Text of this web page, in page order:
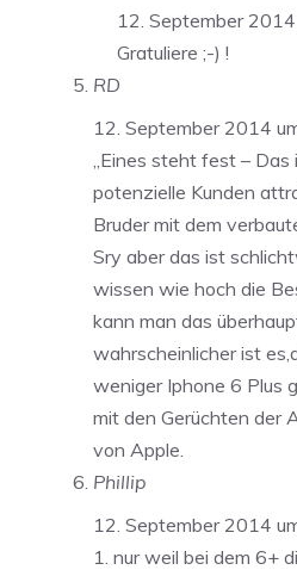
12. September
Gratuliere ;-) !
RD
12. September 2014
„Eines steht fest –
potenzielle Kunden
Bruder mit dem
Sry aber das ist
wissen wie hoch die
kann man das
wahrscheinlicher ist
weniger Iphone 6 Plus
mit den Gerüchten der
von Apple.
Phillip
12. September 2014
1. nur weil bei dem 6+